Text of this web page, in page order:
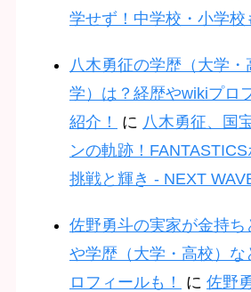
学せず！中学校・小学校
八木勇征の学歴（大学・
学）は？経歴やwikiプロ
紹介！
に 八木勇征、国
ンの軌跡！
挑戦と輝き - NEXT
佐野勇斗の実家が金持ち
や学歴（大学・高校）な
ロフィールも！
に 佐野